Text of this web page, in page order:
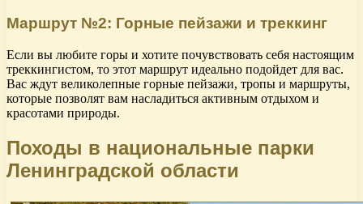
Маршрут №2: Горные пейзажи и треккинг
Если вы любите горы и хотите почувствовать себя настоящим
треккингистом, то этот маршрут идеально подойдет для вас.
Вас ждут великолепные горные пейзажи, тропы и маршруты,
которые позволят вам насладиться активным отдыхом и
красотами природы.
Походы в национальные парки
Ленинградской области